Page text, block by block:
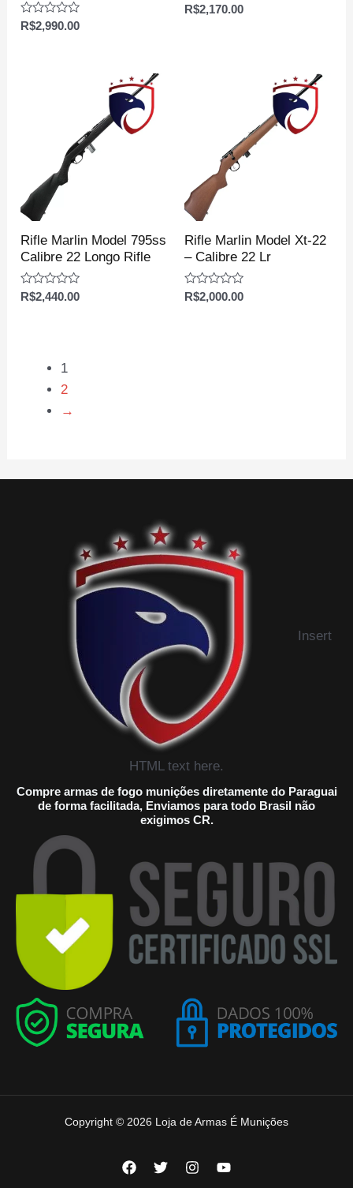
Avaliação
R$2,990.00
Avaliação
R$2,170.00
Rifle Marlin Model 795ss
Calibre 22 Longo Rifle
Avaliação
R$2,440.00
Rifle Marlin Model Xt-22
– Calibre 22 Lr
Avaliação
R$2,000.00
1
2
→
Insert
HTML text here.
Compre armas de fogo munições diretamente do Paraguai
de forma facilitada, Enviamos para todo Brasil não
exigimos CR.
Copyright © 2026 Loja de Armas É Munições